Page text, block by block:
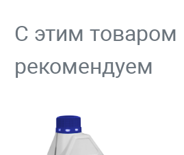
С этим товаром
рекомендуем